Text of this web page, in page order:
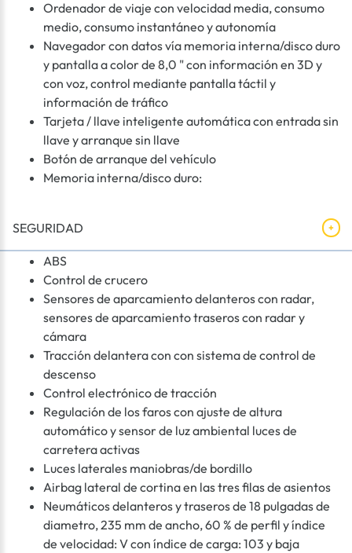
Ordenador de viaje con velocidad media, consumo
medio, consumo instantáneo y autonomía
Navegador con datos vía memoria interna/disco duro
y pantalla a color de 8,0 " con información en 3D y
con voz, control mediante pantalla táctil y
información de tráfico
Tarjeta / llave inteligente automática con entrada sin
llave y arranque sin llave
Botón de arranque del vehículo
Memoria interna/disco duro:
SEGURIDAD
ABS
Control de crucero
Sensores de aparcamiento delanteros con radar,
sensores de aparcamiento traseros con radar y
cámara
Tracción delantera con con sistema de control de
descenso
Control electrónico de tracción
Regulación de los faros con ajuste de altura
automático y sensor de luz ambiental luces de
carretera activas
Luces laterales maniobras/de bordillo
Airbag lateral de cortina en las tres filas de asientos
Neumáticos delanteros y traseros de 18 pulgadas de
diametro, 235 mm de ancho, 60 % de perfil y índice
de velocidad: V con índice de carga: 103 y baja